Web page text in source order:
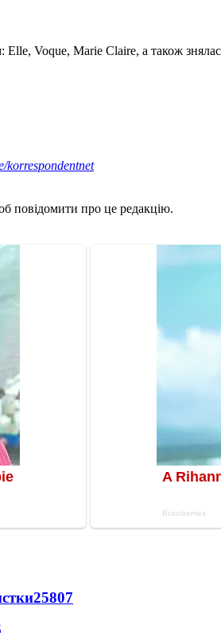
Voque, Marie Claire, а також
korrespondentnet
повідомити про це редакцію.
25807